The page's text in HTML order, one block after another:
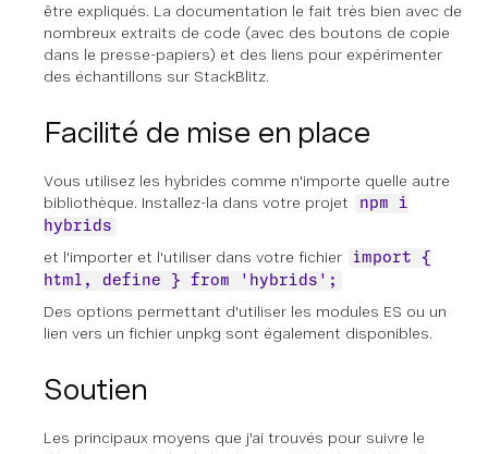
être expliqués. La documentation le fait très bien avec de
nombreux extraits de code (avec des boutons de copie
dans le presse-papiers) et des liens pour expérimenter
des échantillons sur StackBlitz.
Facilité de mise en place
Vous utilisez les hybrides comme n'importe quelle autre
bibliothèque. Installez-la dans votre projet
npm i
hybrids
et l'importer et l'utiliser dans votre fichier
import {
html, define } from 'hybrids';
Des options permettant d'utiliser les modules ES ou un
lien vers un fichier unpkg sont également disponibles.
Soutien
Les principaux moyens que j'ai trouvés pour suivre le